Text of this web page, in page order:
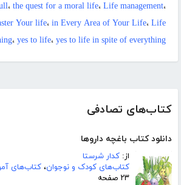
کتاب‌های تصادفی
دانلود کتاب باغچه داروها
از: کدار شرستا
کتاب‌های کودک و نوجوان، کتاب‌های
۲۳ صفحه
، the quest for a moral life، Life management،
Your life، in Every Area of Your Life، Life
، yes to life، yes to life in spite of everything